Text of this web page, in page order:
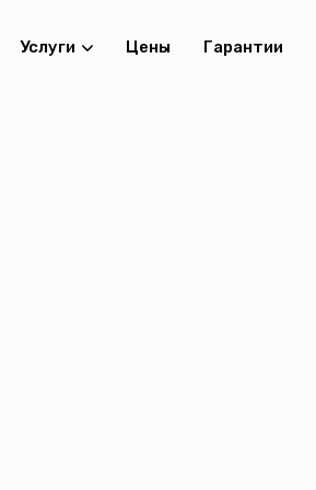
Услуги Цены Гарантии